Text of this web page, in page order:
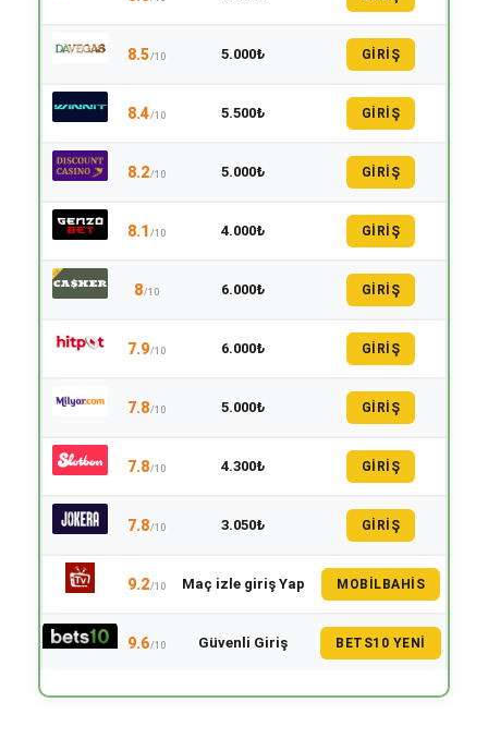
8.5/10 5.000₺ GİRİŞ
8.4/10 5.500₺ GİRİŞ
8.2/10 5.000₺ GİRİŞ
8.1 /10 4.000₺ GİRİŞ
8/10 6.000₺ GİRİŞ
7.9/10 6.000₺ GİRİŞ
7.8/10 5.000₺ GİRİŞ
7.8/10 4.300₺ GİRİŞ
7.8/10 3.050₺ GİRİŞ
9.2/10 Maç izle giriş Yap MOBILBAHIS
9.6/10 Güvenli Giriş BETS10 YENI